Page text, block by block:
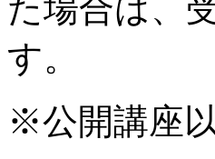
た場合は、
す。
※公開講座